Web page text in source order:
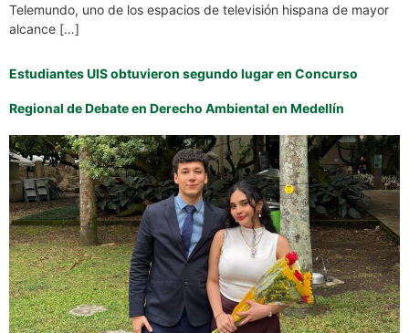
Telemundo, uno de los espacios de televisión hispana de mayor
alcance […]
Estudiantes UIS obtuvieron segundo lugar en Concurso
Regional de Debate en Derecho Ambiental en Medellín